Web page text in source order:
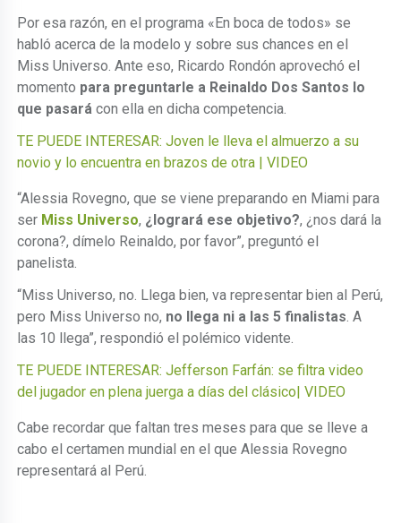
Por esa razón, en el programa «En boca de todos» se
habló acerca de la modelo y sobre sus chances en el
Miss Universo. Ante eso, Ricardo Rondón aprovechó el
momento para preguntarle a Reinaldo Dos Santos lo
que pasarácon ella en dicha competencia.
TE PUEDE INTERESAR: Joven le lleva el almuerzo a su
novio y lo encuentra en brazos de otra | VIDEO
“Alessia Rovegno, que se viene preparando en Miami para
ser Miss Universo, ¿logrará ese objetivo?, ¿nos dará la
corona?, dímelo Reinaldo, por favor”, preguntó el
panelista.
“Miss Universo, no. Llega bien, va representar bien al Perú,
pero Miss Universo no, no llega ni a las 5 finalistas . A
las 10 llega”, respondió el polémico vidente.
TE PUEDE INTERESAR: Jefferson Farfán: se filtra video
del jugador en plena juerga a días del clásico| VIDEO
Cabe recordar que faltan tres meses para que se lleve a
cabo el certamen mundial en el que Alessia Rovegno
representará al Perú.